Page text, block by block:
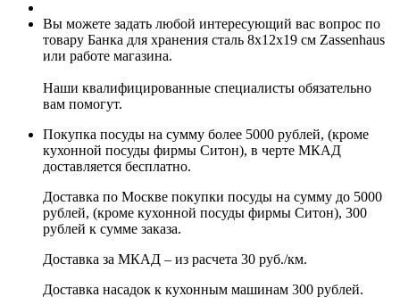
Вы можете задать любой интересующий вас вопрос по
товару Банка для хранения сталь 8х12х19 см Zassenhaus
или работе магазина.
Наши квалифицированные специалисты обязательно
вам помогут.
Покупка посуды на сумму более 5000 рублей, (кроме
кухонной посуды фирмы Ситон), в черте МКАД
доставляется бесплатно.
Доставка по Москве покупки посуды на сумму до 5000
рублей, (кроме кухонной посуды фирмы Ситон), 300
рублей к сумме заказа.
Доставка за МКАД – из расчета 30 руб./км.
Доставка насадок к кухонным машинам 300 рублей.